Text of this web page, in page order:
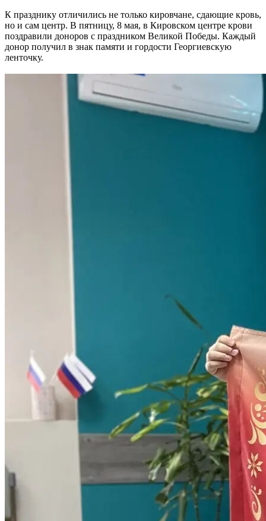
К празднику отличились не только кировчане, сдающие кровь,
но и сам центр. В пятницу, 8 мая, в Кировском центре крови
поздравили доноров с праздником Великой Победы. Каждый
донор получил в знак памяти и гордости Георгиевскую
ленточку.